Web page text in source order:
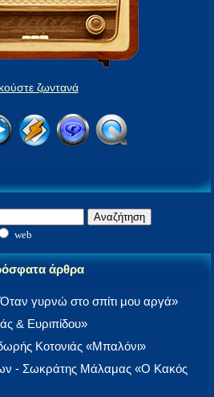
ζωντανά
web
άρθρα
γυρνώ στο σπίτι μου αργά»
& Ευριπίδου»
Κοτονιάς «Μπαλόνι»
- Σωκράτης Μάλαμας «Ο Κακός